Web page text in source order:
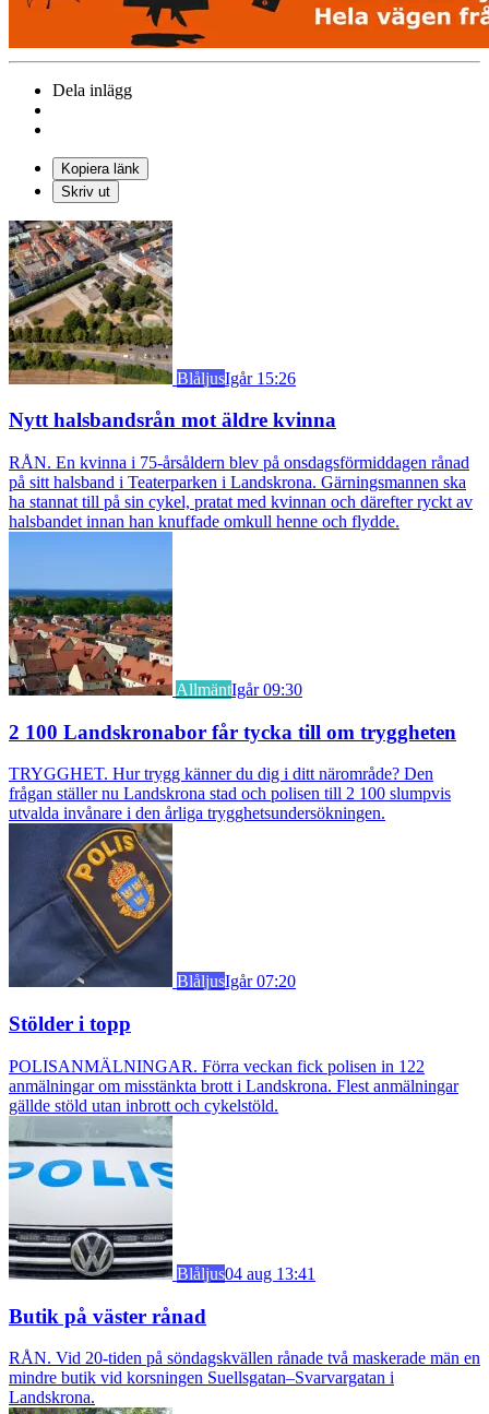
Dela inlägg
Kopiera länk
Skriv ut
BlåljusIgår 15:26
Nytt halsbandsrån mot äldre kvinna
RÅN. En kvinna i 75-årsåldern blev på onsdagsförmiddagen rånad
på sitt halsband i Teaterparken i Landskrona. Gärningsmannen ska
ha stannat till på sin cykel, pratat med kvinnan och därefter ryckt av
halsbandet innan han knuffade omkull henne och flydde.
AllmäntIgår 09:30
2 100 Landskronabor får tycka till om tryggheten
TRYGGHET. Hur trygg känner du dig i ditt närområde? Den
frågan ställer nu Landskrona stad och polisen till 2 100 slumpvis
utvalda invånare i den årliga trygghetsundersökningen.
BlåljusIgår 07:20
Stölder i topp
POLISANMÄLNINGAR. Förra veckan fick polisen in 122
anmälningar om misstänkta brott i Landskrona. Flest anmälningar
gällde stöld utan inbrott och cykelstöld.
Blåljus04 aug 13:41
Butik på väster rånad
RÅN. Vid 20-tiden på söndagskvällen rånade två maskerade män en
mindre butik vid korsningen Suellsgatan–Svarvargatan i
Landskrona.